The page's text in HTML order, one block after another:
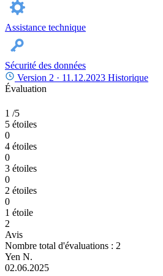
Assistance technique
Sécurité des données
Version 2 · 11.12.2023 Historique
Évaluation
1 /5
5 étoiles
0
4 étoiles
0
3 étoiles
0
2 étoiles
0
1 étoile
2
Avis
Nombre total d'évaluations : 2
Yen N.
02.06.2025